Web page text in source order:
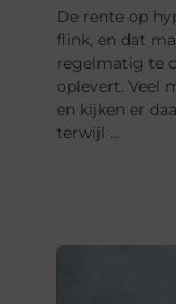
De rente op
flink, en dat
regelmatig te
oplevert. Veel
en kijken er
terwijl ...